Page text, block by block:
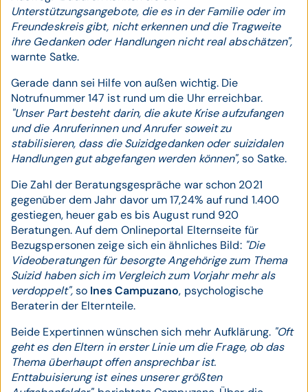
Unterstützungsangebote, die es in der Familie oder im
Freundeskreis gibt, nicht erkennen und die Tragweite
ihre Gedanken oder Handlungen nicht real abschätzen",
warnte Satke.
Gerade dann sei Hilfe von außen wichtig. Die
Notrufnummer 147 ist rund um die Uhr erreichbar.
"Unser Part besteht darin, die akute Krise aufzufangen
und die Anruferinnen und Anrufer soweit zu
stabilisieren, dass die Suizidgedanken oder suizidalen
Handlungen gut abgefangen werden können",so Satke.
Die Zahl der Beratungsgespräche war schon 2021
gegenüber dem Jahr davor um 17,24% auf rund 1.400
gestiegen, heuer gab es bis August rund 920
Beratungen. Auf dem Onlineportal Elternseite für
Bezugspersonen zeige sich ein ähnliches Bild: "Die
Videoberatungen für besorgte Angehörige zum Thema
Suizid haben sich im Vergleich zum Vorjahr mehr als
verdoppelt",so Ines Campuzano, psychologische
Beraterin der Elternteile.
Beide Expertinnen wünschen sich mehr Aufklärung. "Oft
geht es den Eltern in erster Linie um die Frage, ob das
Thema überhaupt offen ansprechbar ist.
Enttabuisierung ist eines unserer größten